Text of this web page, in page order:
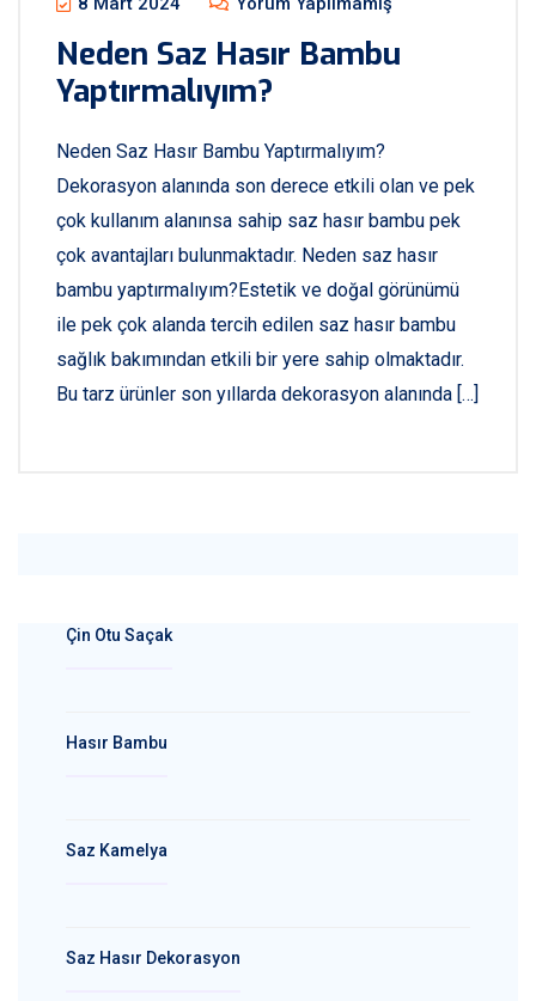
Neden Saz Hasır Bambu
Yaptırmalıyım?
Neden Saz Hasır Bambu Yaptırmalıyım?
Dekorasyon alanında son derece etkili olan ve pek
çok kullanım alanınsa sahip saz hasır bambu pek
çok avantajları bulunmaktadır. Neden saz hasır
bambu yaptırmalıyım?Estetik ve doğal görünümü
ile pek çok alanda tercih edilen saz hasır bambu
sağlık bakımından etkili bir yere sahip olmaktadır.
Bu tarz ürünler son yıllarda dekorasyon alanında […]
Çin Otu Saçak
Hasır Bambu
Saz Kamelya
Saz Hasır Dekorasyon